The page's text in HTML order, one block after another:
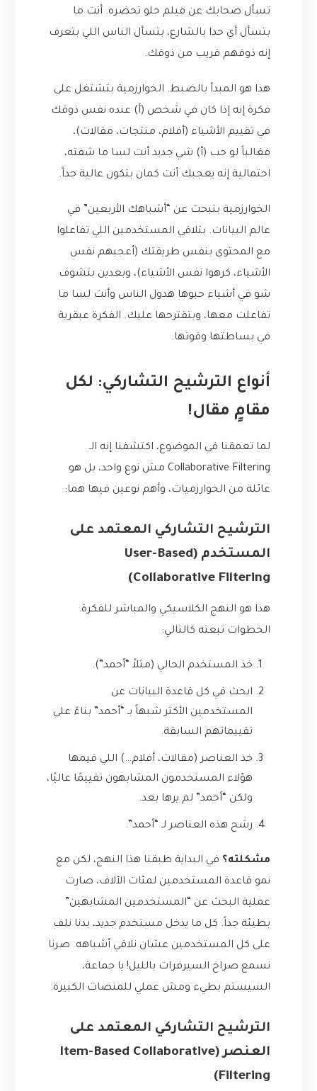
تسأل صحابك عن فيلم حلو تحضره. أنت ما
بتسأل أي حدا بالشارع، بتسأل الناس اللي بتعرف
إنه ذوقهم قريب من ذوقك.
هذا هو المبدأ بالضبط. الخوارزمية بتشتغل على
فكرة إنه إذا كان في شخص (أ) عنده نفس ذوقك
في تقييم الأشياء (أفلام، منتجات، مقالات)،
فغالباً لو حب (أ) شي جديد أنت لسا ما شفته،
احتمالية إنه يعجبك أنت كمان بتكون عالية جداً.
الخوارزمية بتبحث عن “أشباهك الأربعين” في
عالم البيانات. بتلاقي المستخدمين اللي تفاعلوا
مع المحتوى بنفس طريقتك (أعجبهم نفس
الأشياء، كرهوا نفس الأشياء)، وبعدين بتشوف
شو في أشياء حبوها هدول الناس وأنت لسا ما
تفاعلت معها، وبتقترحها عليك. الفكرة عبقرية
في بساطتها وقوتها.
أنواع الترشيح التشاركي: لكل
مقامٍ مقال!
لما تعمقنا في الموضوع، اكتشفنا إنه الـ
Collaborative Filtering مش نوع واحد، بل هو
عائلة من الخوارزميات، وأهم نوعين فيها هما:
الترشيح التشاركي المعتمد على
المستخدم (User-Based
Collaborative Filtering)
هذا هو النهج الكلاسيكي والمباشر للفكرة.
الخطوات تبعته كالتالي:
خذ المستخدم الحالي (مثلاً “أحمد”).
ابحث في كل قاعدة البيانات عن
المستخدمين الأكثر شبهاً بـ “أحمد” بناءً على
تقييماتهم السابقة.
خذ العناصر (مقالات، أفلام…) اللي قيمها
هؤلاء المستخدمون المشابهون تقييمًا عاليًا،
ولكن “أحمد” لم يرها بعد.
رشح هذه العناصر لـ “أحمد”.
مشكلته؟ في البداية طبقنا هذا النهج، لكن مع
نمو قاعدة المستخدمين لمئات الآلاف، صارت
عملية البحث عن “المستخدمين المشابهين”
بطيئة جداً. كل ما يدخل مستخدم جديد، بدنا نلف
على كل المستخدمين عشان نلاقي أشباهه. صرنا
نسمع صراخ السيرفرات بالليل! يا جماعة،
السيستم بطيء ومش عملي للمنصات الكبيرة.
الترشيح التشاركي المعتمد على
العنصر (Item-Based Collaborative
Filtering)